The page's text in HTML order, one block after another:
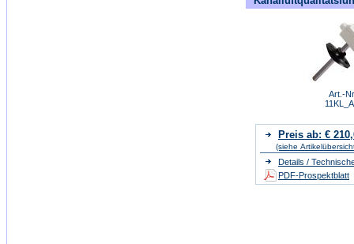
Art.-
Preis ab: €
(siehe
Details /
PDF-Prospektblatt